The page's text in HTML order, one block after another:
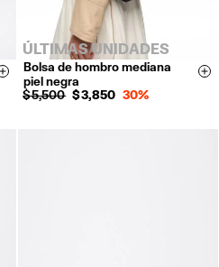
Size & Add
ÚLTIMAS UNIDADES
Bolsa de hombro mediana
piel negra
$ 5,500 $ 3,850 30%